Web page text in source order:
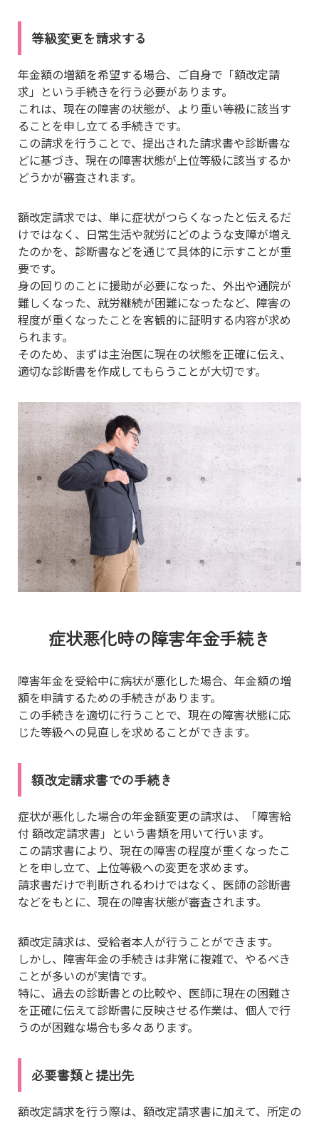
等級変更を請求する
年金額の増額を希望する場合、ご自身で「額改定請
求」という手続きを行う必要があります。
これは、現在の障害の状態が、より重い等級に該当す
ることを申し立てる手続きです。
この請求を行うことで、提出された請求書や診断書な
どに基づき、現在の障害状態が上位等級に該当するか
どうかが審査されます。
額改定請求では、単に症状がつらくなったと伝えるだ
けではなく、日常生活や就労にどのような支障が増え
たのかを、診断書などを通じて具体的に示すことが重
要です。
身の回りのことに援助が必要になった、外出や通院が
難しくなった、就労継続が困難になったなど、障害の
程度が重くなったことを客観的に証明する内容が求め
られます。
そのため、まずは主治医に現在の状態を正確に伝え、
適切な診断書を作成してもらうことが大切です。
症状悪化時の障害年金手続き
障害年金を受給中に病状が悪化した場合、年金額の増
額を申請するための手続きがあります。
この手続きを適切に行うことで、現在の障害状態に応
じた等級への見直しを求めることができます。
額改定請求書での手続き
症状が悪化した場合の年金額変更の請求は、「障害給
付 額改定請求書」という書類を用いて行います。
この請求書により、現在の障害の程度が重くなったこ
とを申し立て、上位等級への変更を求めます。
請求書だけで判断されるわけではなく、医師の診断書
などをもとに、現在の障害状態が審査されます。
額改定請求は、受給者本人が行うことができます。
しかし、障害年金の手続きは非常に複雑で、やるべき
ことが多いのが実情です。
特に、過去の診断書との比較や、医師に現在の困難さ
を正確に伝えて診断書に反映させる作業は、個人で行
うのが困難な場合も多々あります。
必要書類と提出先
額改定請求を行う際は、額改定請求書に加えて、所定の